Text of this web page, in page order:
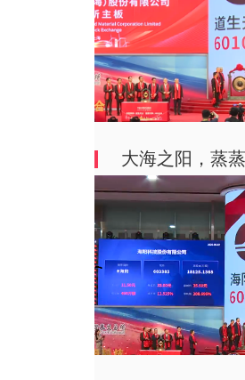
大海之阳，蒸蒸